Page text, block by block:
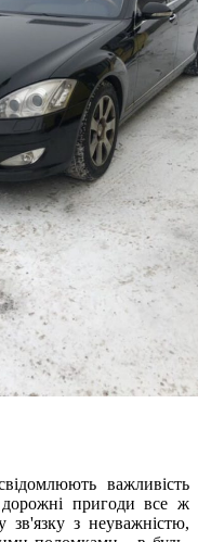
важливість
дорожні пригоди все ж
зв'язку з неуважністю,